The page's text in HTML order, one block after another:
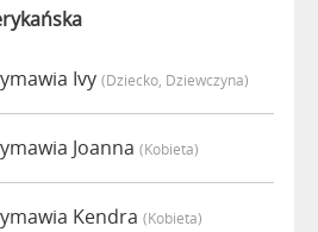
Ivy (dziecko, Dziewczyna)
Joanna (kobieta)
Kendra (kobieta)